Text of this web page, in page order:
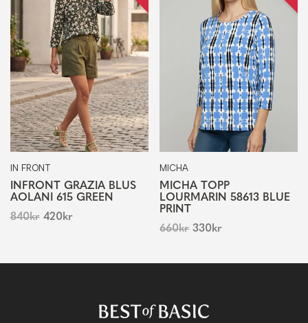
IN FRONT
INFRONT GRAZIA BLUS
AOLANI 615 GREEN
840kr 420kr
MICHA
MICHA TOPP
LOURMARIN 58613 BLUE
PRINT
660kr 330kr